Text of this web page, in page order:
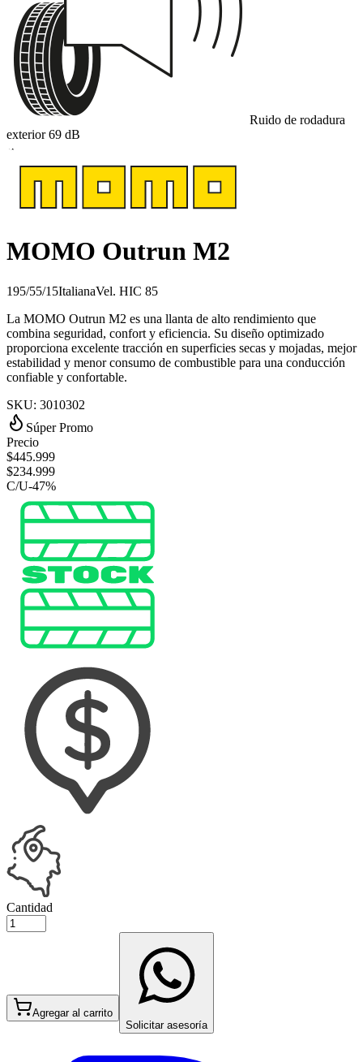
Ruido de rodadura
exterior 69 dB
A
MOMO Outrun M2
195/55/15ItalianaVel. HIC 85
La MOMO Outrun M2 es una llanta de alto rendimiento que
combina seguridad, confort y eficiencia. Su diseño optimizado
proporciona excelente tracción en superficies secas y mojadas, mejor
estabilidad y menor consumo de combustible para una conducción
confiable y confortable.
SKU: 3010302
Súper Promo
Precio
$445.999
$234.999
C/U-47%
Cantidad
Agregar al carrito
Solicitar asesoría